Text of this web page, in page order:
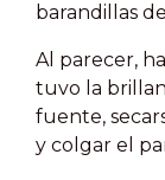
barandillas
Al parecer,
tuvo la
fuente,
y colgar el